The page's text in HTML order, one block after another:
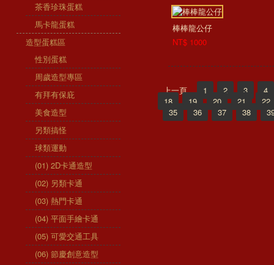
茶香珍珠蛋糕
馬卡龍蛋糕
造型蛋糕區
性別蛋糕
周歲造型專區
有拜有保庇
美食造型
另類搞怪
球類運動
(01) 2D卡通造型
(02) 另類卡通
(03) 熱門卡通
(04) 平面手繪卡通
(05) 可愛交通工具
(06) 節慶創意造型
棒棒龍公仔
NT$ 1000
上一頁 1 2 3
4
18
19 20 21
22
35
36 37 38